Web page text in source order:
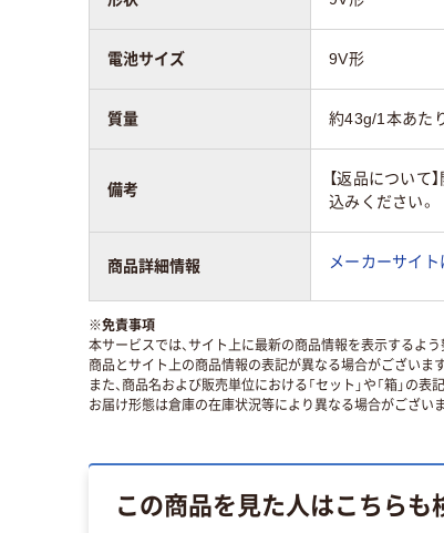
電池サイズ 9V形
質量 約43g/1本あた
備考
【返品について
込みください。
商品詳細情報 メーカーサイト
※免責事項
本サービスでは、サイト上に最新の商品情報を表示するよう
商品とサイト上の商品情報の表記が異なる場合がございま
また、商品名および販売単位における「セット」や「箱」の
お届け形態は倉庫の在庫状況等により異なる場合がござい
この商品を見た人はこちらも